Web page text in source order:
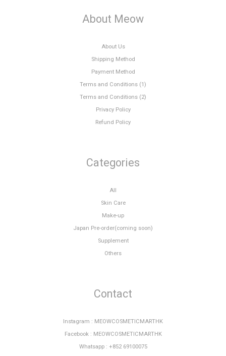
About Meow
About Us
Shipping Method
Payment Method
Terms and Conditions (1)
Terms and Conditions (2)
Privacy Policy
Refund Policy
Categories
All
Skin Care
Make-up
Japan Pre-order(coming soon)
Supplement
Others
Contact
Instagram : MEOWCOSMETICMARTHK
Facebook : MEOWCOSMETICMARTHK
Whatsapp : +852 69100075